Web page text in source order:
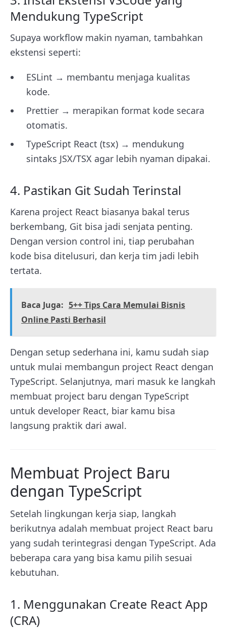
Mendukung TypeScript
Supaya workflow makin nyaman, tambahkan
ekstensi seperti:
ESLint → membantu menjaga kualitas
kode.
Prettier → merapikan format kode secara
otomatis.
TypeScript React (tsx) → mendukung
sintaks JSX/TSX agar lebih nyaman dipakai.
4. Pastikan Git Sudah Terinstal
Karena project React biasanya bakal terus
berkembang, Git bisa jadi senjata penting.
Dengan version control ini, tiap perubahan
kode bisa ditelusuri, dan kerja tim jadi lebih
tertata.
Baca Juga: 5++ Tips Cara Memulai Bisnis
Online Pasti Berhasil
Dengan setup sederhana ini, kamu sudah siap
untuk mulai membangun project React dengan
TypeScript. Selanjutnya, mari masuk ke langkah
membuat project baru dengan TypeScript
untuk developer React, biar kamu bisa
langsung praktik dari awal.
Membuat Project Baru
dengan TypeScript
Setelah lingkungan kerja siap, langkah
berikutnya adalah membuat project React baru
yang sudah terintegrasi dengan TypeScript. Ada
beberapa cara yang bisa kamu pilih sesuai
kebutuhan.
1. Menggunakan Create React App
(CRA)